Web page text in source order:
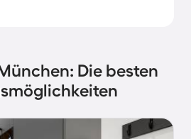
Die besten